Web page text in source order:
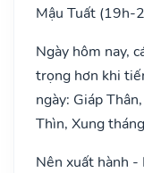
Mậu Tuất (19h-
Ngày hôm nay,
trọng hơn khi
ngày: Giáp
Thìn, Xung
Nên xuất hành -